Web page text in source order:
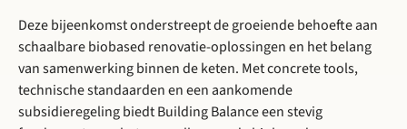
Deze bijeenkomst onderstreept de groeiende behoefte aan
schaalbare biobased renovatie-oplossingen en het belang
van samenwerking binnen de keten. Met concrete tools,
technische standaarden en een aankomende
subsidieregeling biedt Building Balance een stevig